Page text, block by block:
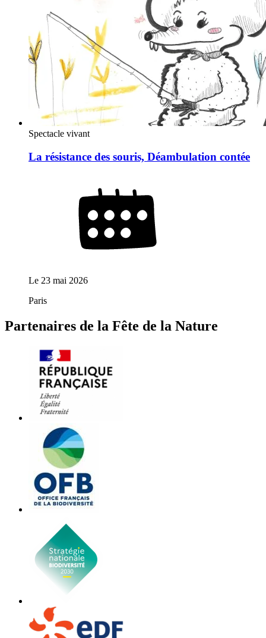
Spectacle vivant
La résistance des souris, Déambulation contée
Le 23 mai 2026
Paris
Partenaires de la Fête de la Nature